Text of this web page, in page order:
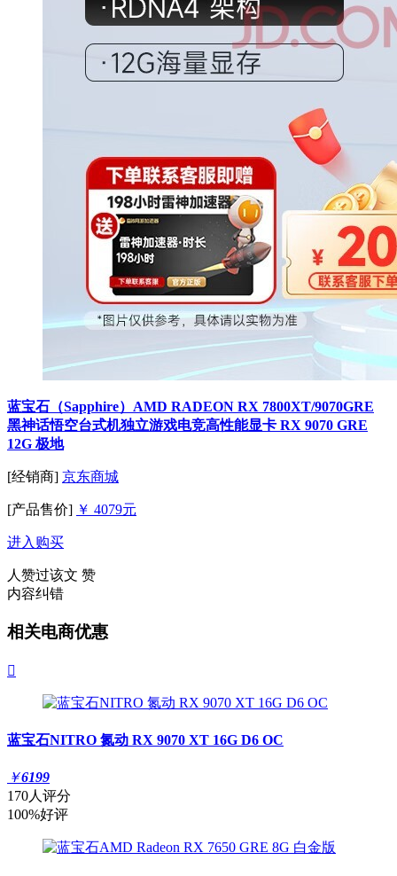
蓝宝石（Sapphire）AMD RADEON RX 7800XT/9070GRE
黑神话悟空台式机独立游戏电竞高性能显卡 RX 9070 GRE
12G 极地
[经销商] 京东商城
[产品售价] ￥ 4079元
进入购买
人赞过该文 赞
内容纠错
相关电商优惠

蓝宝石NITRO 氮动 RX 9070 XT 16G D6 OC
￥6199
170人评分
100%好评